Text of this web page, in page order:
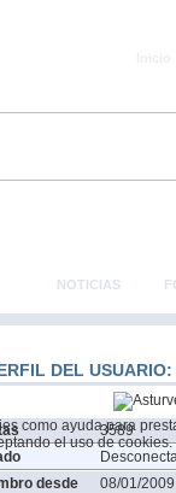
como ayuda para
el uso de cookies.
NOTICIAS
DEL USUARIO:
3589
desde
08/01/